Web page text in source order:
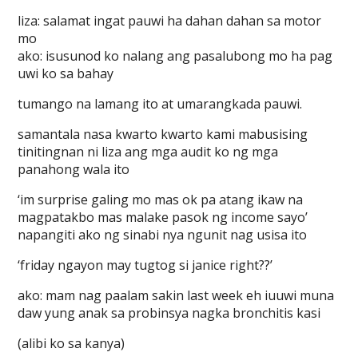
liza: salamat ingat pauwi ha dahan dahan sa motor
mo
ako: isusunod ko nalang ang pasalubong mo ha pag
uwi ko sa bahay
tumango na lamang ito at umarangkada pauwi.
samantala nasa kwarto kwarto kami mabusising
tinitingnan ni liza ang mga audit ko ng mga
panahong wala ito
‘im surprise galing mo mas ok pa atang ikaw na
magpatakbo mas malake pasok ng income sayo’
napangiti ako ng sinabi nya ngunit nag usisa ito
‘friday ngayon may tugtog si janice right??’
ako: mam nag paalam sakin last week eh iuuwi muna
daw yung anak sa probinsya nagka bronchitis kasi
(alibi ko sa kanya)